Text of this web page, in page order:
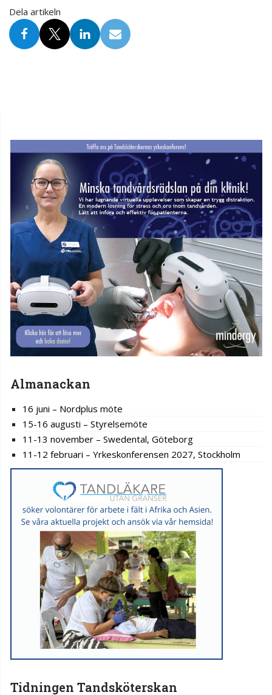
Dela artikeln
Almanackan
16 juni – Nordplus möte
15-16 augusti – Styrelsemöte
11-13 november – Swedental, Göteborg
11-12 februari – Yrkeskonferensen 2027, Stockholm
Tidningen Tandsköterskan